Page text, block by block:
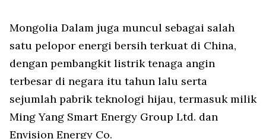
Mongolia Dalam juga muncul sebagai salah
satu pelopor energi bersih terkuat di China,
dengan pembangkit listrik tenaga angin
terbesar di negara itu tahun lalu serta
sejumlah pabrik teknologi hijau, termasuk milik
Ming Yang Smart Energy Group Ltd. dan
Envision Energy Co.